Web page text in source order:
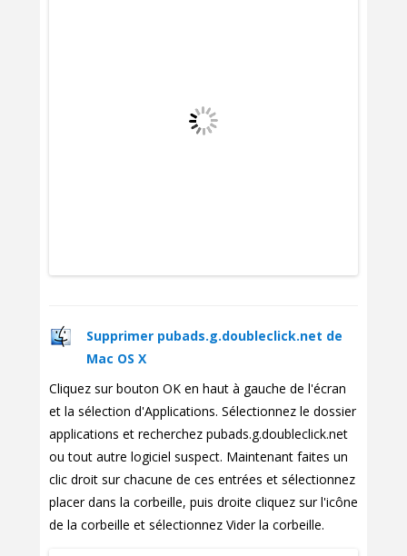
Supprimer pubads.g.doubleclick.net de
Mac OS X
Cliquez sur bouton OK en haut à gauche de l'écran
et la sélection d'Applications. Sélectionnez le dossier
applications et recherchez pubads.g.doubleclick.net
ou tout autre logiciel suspect. Maintenant faites un
clic droit sur chacune de ces entrées et sélectionnez
placer dans la corbeille, puis droite cliquez sur l'icône
de la corbeille et sélectionnez Vider la corbeille.